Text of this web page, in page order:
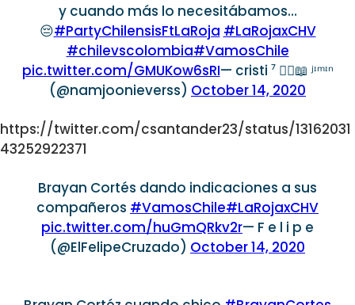
y cuando más lo necesitábamos…
😔#PartyChilensisFtLaRoja #LaRojaxCHV
#chilevscolombia#VamosChile
pic.twitter.com/GMUKow6sRI— cristi ⁷ 🙇‍♀️📖 ʲᶦᵐᶦⁿ
(@namjoonieverss) October 14, 2020
https://twitter.com/csantander23/status/13162031
43252922371
Brayan Cortés dando indicaciones a sus
compañeros #VamosChile#LaRojaxCHV
pic.twitter.com/huGmQRkv2r— F e l i p e
(@ElFelipeCruzado) October 14, 2020